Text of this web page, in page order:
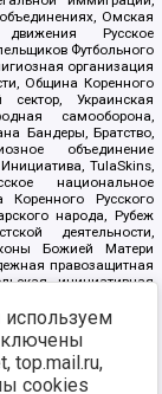
Омская
движения Русское
Футбольного
организация
Община Коренного
Украинская
самооборона,
Бандеры, Братство,
объединение
TulaSkins,
национальное
Русского
народа, Рубеж
деятельности,
Божией Матери
правозащитная
инициативная
республика Русь,
W.H.С., Фалунь
Новокузнецк/РПК,
Фонд защиты прав
округа г.
top.mail.ru,
cookies